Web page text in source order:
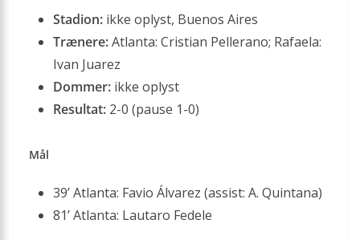
Stadion: ikke oplyst, Buenos Aires
Trænere:Atlanta: Cristian Pellerano; Rafaela:
Ivan Juarez
Dommer: ikke oplyst
Resultat: 2-0 (pause 1-0)
Mål
39’ Atlanta: Favio Álvarez (assist: A. Quintana)
81’ Atlanta: Lautaro Fedele